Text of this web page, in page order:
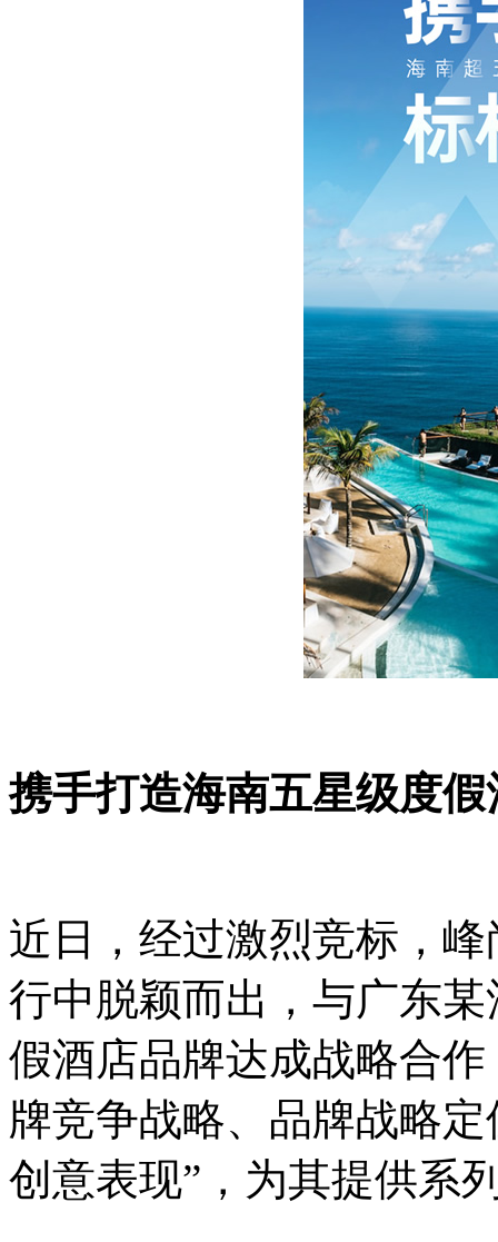
携手打造海南五星级度
近日，经过激烈竞标，
行中脱颖而出，与广东
假酒店品牌达成战略合
牌竞争战略、品牌战略
创意表现”，为其提供系